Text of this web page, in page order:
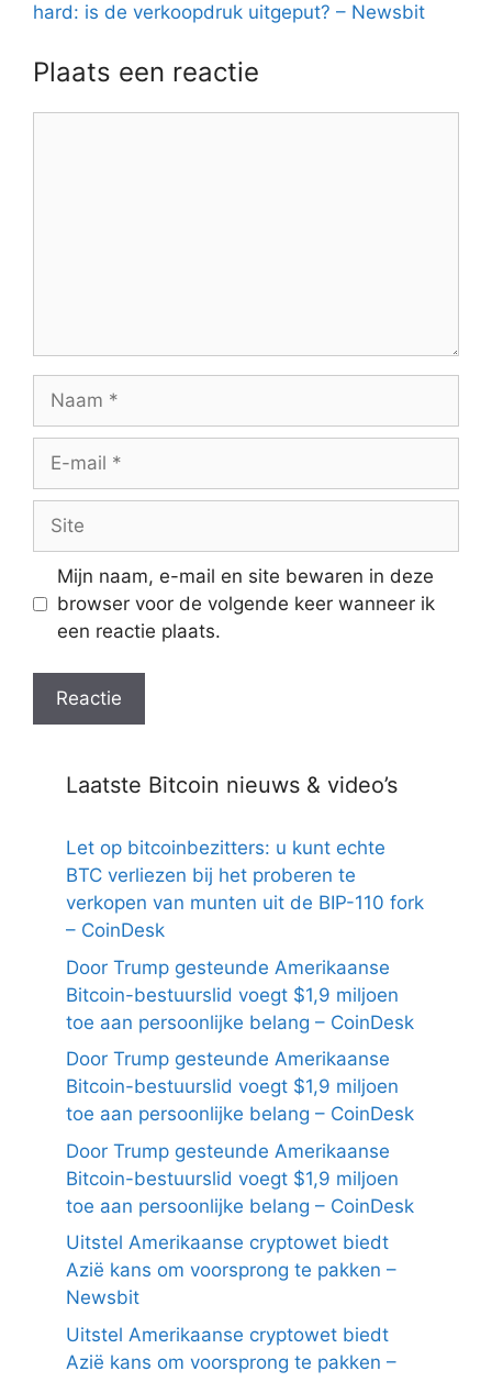
hard: is de verkoopdruk uitgeput? – Newsbit
Plaats een reactie
mail
Mijn naam, e-mail en site bewaren in deze
browser voor de volgende keer wanneer ik
een reactie plaats.
Laatste Bitcoin nieuws & video’s
Let op bitcoinbezitters: u kunt echte
BTC verliezen bij het proberen te
verkopen van munten uit de BIP-110 fork
– CoinDesk
Door Trump gesteunde Amerikaanse
Bitcoin-bestuurslid voegt $1,9 miljoen
toe aan persoonlijke belang – CoinDesk
Door Trump gesteunde Amerikaanse
Bitcoin-bestuurslid voegt $1,9 miljoen
toe aan persoonlijke belang – CoinDesk
Door Trump gesteunde Amerikaanse
Bitcoin-bestuurslid voegt $1,9 miljoen
toe aan persoonlijke belang – CoinDesk
Uitstel Amerikaanse cryptowet biedt
Azië kans om voorsprong te pakken –
Newsbit
Uitstel Amerikaanse cryptowet biedt
Azië kans om voorsprong te pakken –